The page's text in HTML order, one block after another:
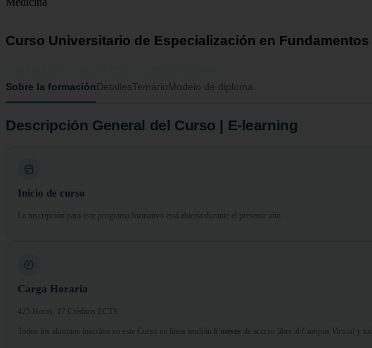
Curso Universitario de Especialización en
Sobre la formaciónDetallesTemarioModelo de diploma
Descripción General del Curso | E-learning
Inicio de curso
La inscripción para este programa formativo está abierta durante el presente año.
Carga Horaria
425 Horas, 17 Créditos ECTS
Todos los alumnos inscritos en este Curso en línea tendrán 6 meses de acceso libre al Campus Virtual y